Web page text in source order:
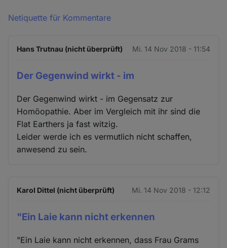
Netiquette für Kommentare
Hans Trutnau (nicht überprüft) Mi. 14 Nov 2018 - 11:54
Der Gegenwind wirkt - im
Der Gegenwind wirkt - im Gegensatz zur
Homöopathie. Aber im Vergleich mit ihr sind die
Flat Earthers ja fast witzig.
Leider werde ich es vermutlich nicht schaffen,
anwesend zu sein.
Karol Dittel (nicht überprüft) Mi. 14 Nov 2018 - 12:12
"Ein Laie kann nicht erkennen
"Ein Laie kann nicht erkennen, dass Frau Grams